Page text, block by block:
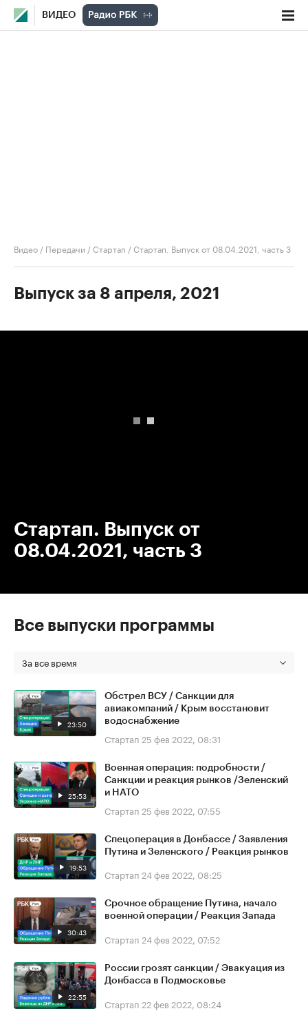
ВИДЕО
Видео / Передачи /Стартап /Стартап. Выпуск от 08.04.2021, часть 3
Выпуск за 8 апреля, 2021
Стартап. Выпуск от
08.04.2021, часть 3
Все выпуски программы
За все время
23:50
Обстрел ВСУ / Санкции для
авиакомпаний / Крым восстановит
водоснабжение
Стартап 25 фев 2022, 08:31
25:53
Военная операция: подробности /
Санкции и реакция рынков /Зеленский
и НАТО
Стартап 25 фев 2022, 07:55
19:53
Спецоперация в Донбассе / Заявления
Путина и Зеленского / Реакция рынков
Стартап 24 фев 2022, 08:25
30:43
Срочное обращение Путина, начало
военной операции / Реакция Запада
Стартап 24 фев 2022, 07:52
22:55
России грозят санкции / Эвакуация из
Донбасса в Подмосковье
Стартап 22 фев 2022, 08:24